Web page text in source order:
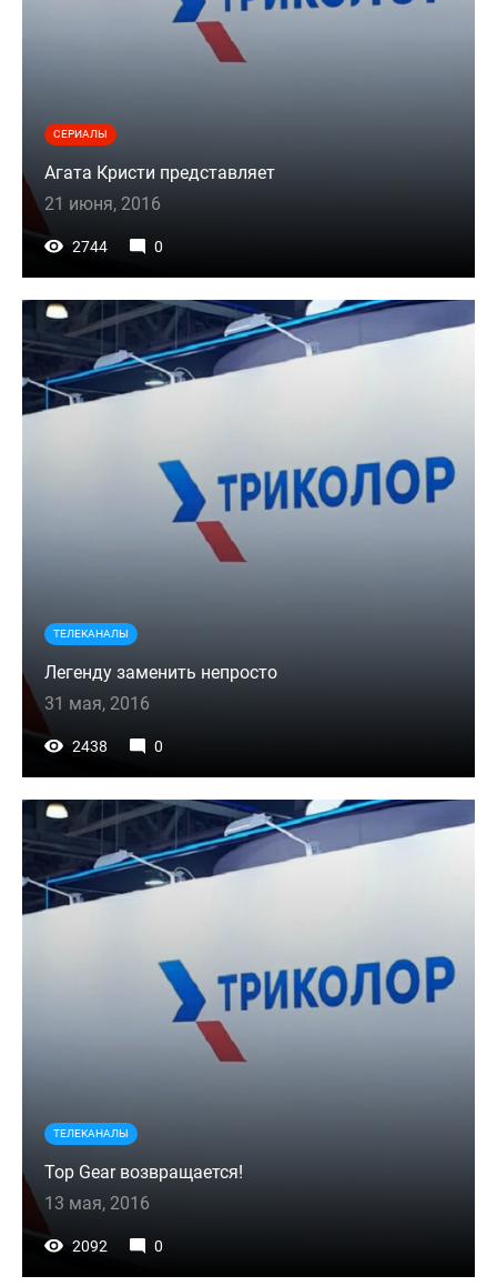
СЕРИАЛЫ
Агата Кристи представляет
21 июня, 2016
2744 0
ТЕЛЕКАНАЛЫ
Легенду заменить непросто
31 мая, 2016
2438 0
ТЕЛЕКАНАЛЫ
Top Gear возвращается!
13 мая, 2016
2092 0